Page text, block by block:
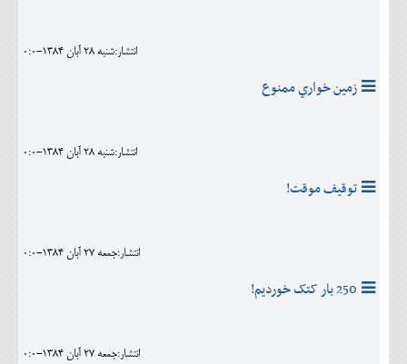
انتشار:شنبه 28 آبان 1384-0:0
زمين خواري ممنوع
انتشار:شنبه 28 آبان 1384-0:0
توقيف موقت!
انتشار:جمعه 27 آبان 1384-0:0
250 بار کتک خورديم!
انتشار:جمعه 27 آبان 1384-0:0